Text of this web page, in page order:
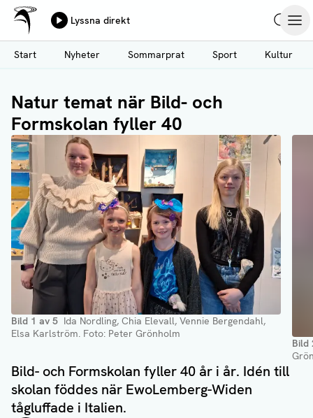
Hoppa
till
huvudinnehåll
Ålands Radio & TV
Lyssna direkt
Start
Nyheter Sommarprat Sport Kultur
Natur temat när Bild- och
Formskolan fyller 40
Bild 1 av 5 Ida Nordling, Chia Elevall, Vennie Bergendahl,
Elsa Karlström. Foto: Peter Grönholm
Bild
Bild- och Formskolan fyller 40 år i år. Idén till
skolan föddes när EwoLemberg-Widen
tågluffade i Italien.